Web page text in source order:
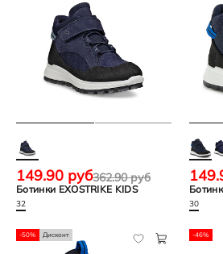
Ботинки EXOSTRIKE KIDS
362.90 руб
149.90 руб
32 30
-50% Дисконт -46%